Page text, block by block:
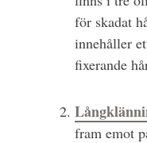
för skadat
innehåller
fixerande
fram emot